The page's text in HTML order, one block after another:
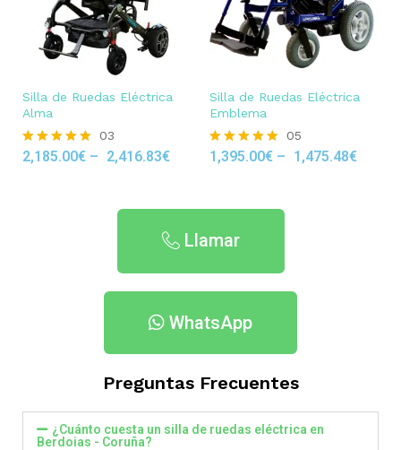
Silla de Ruedas Eléctrica
Alma
Rated
03
2,185.00€ – 2,416.83€
Silla de Ruedas Eléctrica
Emblema
Rated
05
1,395.00€ – 1,475.48€
Llamar
WhatsApp
Preguntas Frecuentes
¿Cuánto cuesta un silla de ruedas eléctrica en
Berdoias - Coruña​?